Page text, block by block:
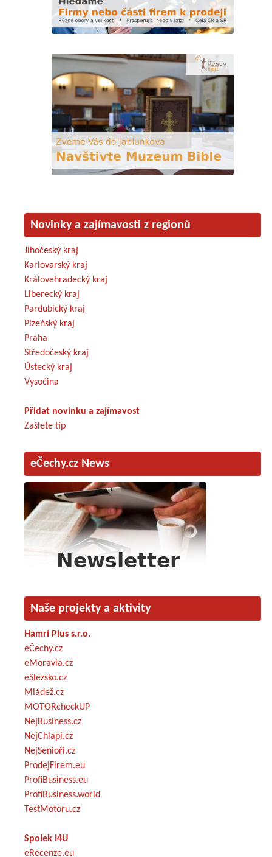
Novinky a zajímavosti z regionů
Jihočeský kraj
Karlovarský kraj
Královehradecký kraj
Liberecký kraj
Pardubický kraj
Plzeňský kraj
Praha
Středočeský kraj
Ústecký kraj
Vysočina
Přidat novinku a zajímavost
Zašlete tip
eČechy.cz News
Naše projekty a aktivity
Hamri Plus s.r.o.
eČechy.cz
eMoravia.cz
eSlezsko.cz
Mládež.cz
MOTORcheckUP
NejBusiness.cz
NejChlapi.cz
NejSenioři.cz
ProdejFirem.eu
ProfiBusiness.eu
ProfiBusiness.world
TestMotoru.cz
Spolek I4U
eRecenze.eu